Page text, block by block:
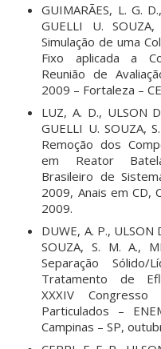
GUIMARÃES, L. G.
GUELLI U.
Simulação de uma
Fixo aplicada a
Reunião de
2009 – Fortaleza –
LUZ, A. D., ULSON
GUELLI U. SOUZA,
Remoção dos
em Reator
Brasileiro de
2009, Anais em CD,
2009.
DUWE, A. P., ULSON
SOUZA, S. M. A.,
Separação
Tratamento de
XXXIV
Particulados –
Campinas – SP,